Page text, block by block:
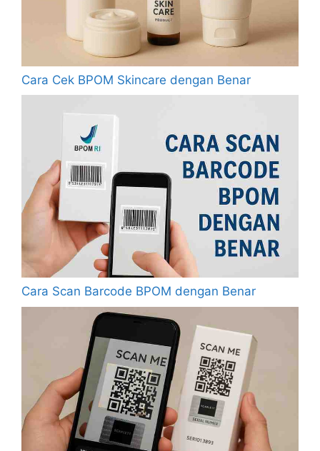
Cara Cek BPOM Skincare dengan Benar
Cara Scan Barcode BPOM dengan Benar